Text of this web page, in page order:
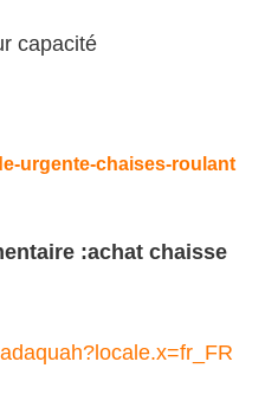
capacité
urgente-chaises-roulant
:achat chaisse